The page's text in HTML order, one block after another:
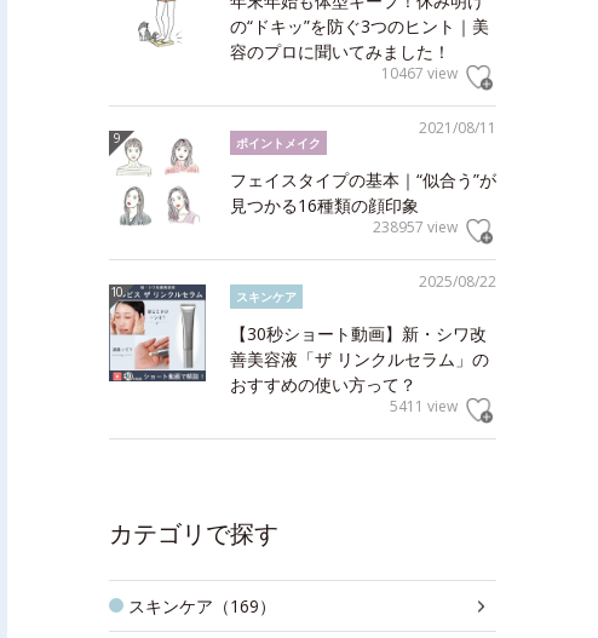
の“ドキッ”を防ぐ3つのヒント｜美
容のプロに聞いてみました！
10467 view
2021/08/11
ポイントメイク
フェイスタイプの基本｜“似合う”が
見つかる16種類の顔印象
238957 view
2025/08/22
スキンケア
【30秒ショート動画】新・シワ改
善美容液「ザ リンクルセラム」の
おすすめの使い方って？
5411 view
カテゴリで探す
スキンケア（169）